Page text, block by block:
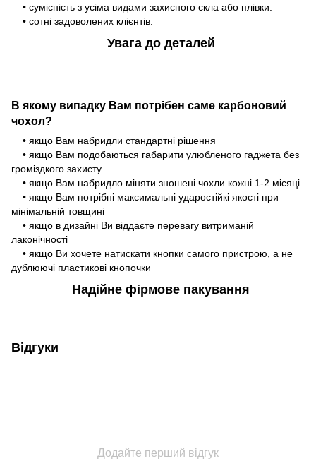
• сумісність з усіма видами захисного скла або плівки.
• сотні задоволених клієнтів.
Увага до деталей
В якому випадку Вам потрібен саме карбоновий
чохол?
• якщо Вам набридли стандартні рішення
• якщо Вам подобаються габарити улюбленого гаджета без
громіздкого захисту
• якщо Вам набридло міняти зношені чохли кожні 1-2 місяці
• якщо Вам потрібні максимальні ударостійкі якості при
мінімальній товщині
• якщо в дизайні Ви віддаєте перевагу витриманій
лаконічності
• якщо Ви хочете натискати кнопки самого пристрою, а не
дублюючі пластикові кнопочки
Надійне фірмове пакування
Відгуки
Додайте перший відгук